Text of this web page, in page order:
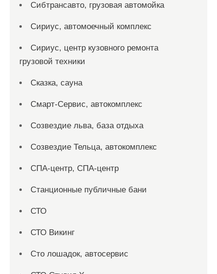
Сибтрансавто, грузовая автомойка
Сириус, автомоечный комплекс
Сириус, центр кузовного ремонта
грузовой техники
Сказка, сауна
Смарт-Сервис, автокомплекс
Созвездие льва, база отдыха
Созвездие Тельца, автокомплекс
СПА-центр, СПА-центр
Станционные публичные бани
СТО
СТО Викинг
Сто лошадок, автосервис